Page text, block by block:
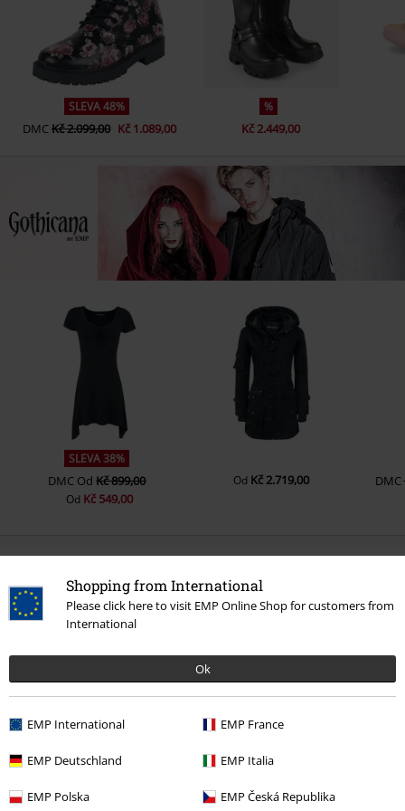
Shopping from International
Please click here to visit EMP Online Shop for customers from
International
Ok
EMP International EMP France
EMP Deutschland EMP Italia
EMP Polska EMP Česká Republika
SLEVA 48%
DMCKč 2.099,00 Kč 1.089,00
%
Kč 2.449,00
SLEVA 38%
DMC OdKč 899,00
Od Kč 549,00
Od Kč 2.719,00 DMC
Podělte se o váš názor "Gothicana AOP Dress".